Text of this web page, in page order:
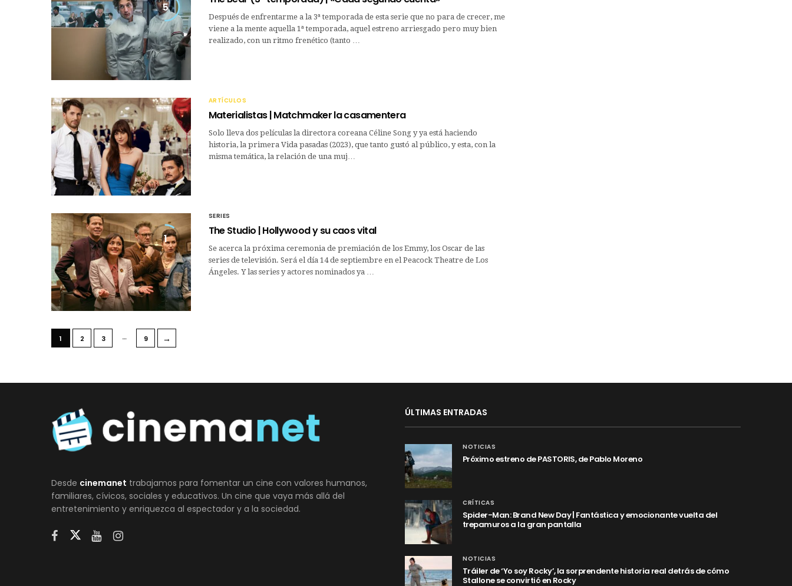
5
Después de enfrentarme a la 3ª temporada de esta serie que no para de crecer, me
viene a la mente aquella 1ª temporada, aquel estreno arriesgado pero muy bien
realizado, con un ritmo frenético (tanto …
ARTÍCULOS
Materialistas | Matchmaker la casamentera
Solo lleva dos películas la directora coreana Céline Song y ya está haciendo
historia, la primera Vida pasadas (2023), que tanto gustó al público, y esta, con la
misma temática, la relación de una muj…
1
SERIES
The Studio | Hollywood y su caos vital
Se acerca la próxima ceremonia de premiación de los Emmy, los Oscar de las
series de televisión. Será el día 14 de septiembre en el Peacock Theatre de Los
Ángeles. Y las series y actores nominados ya …
1 2 3 … 9 →
Desde cinemanet trabajamos para fomentar un cine con valores humanos,
familiares, cívicos, sociales y educativos. Un cine que vaya más allá del
entretenimiento y enriquezca al espectador y a la sociedad.
ÚLTIMAS ENTRADAS
NOTICIAS
Próximo estreno de PASTORIS, de Pablo Moreno
CRÍTICAS
Spider-Man: Brand New Day | Fantástica y emocionante vuelta del
trepamuros a la gran pantalla
NOTICIAS
Tráiler de ‘Yo soy Rocky’, la sorprendente historia real detrás de cómo
Stallone se convirtió en Rocky